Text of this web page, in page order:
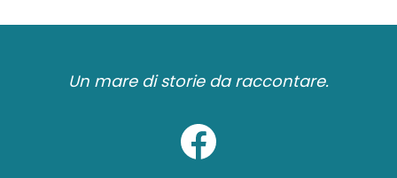
Un mare di storie da raccontare.